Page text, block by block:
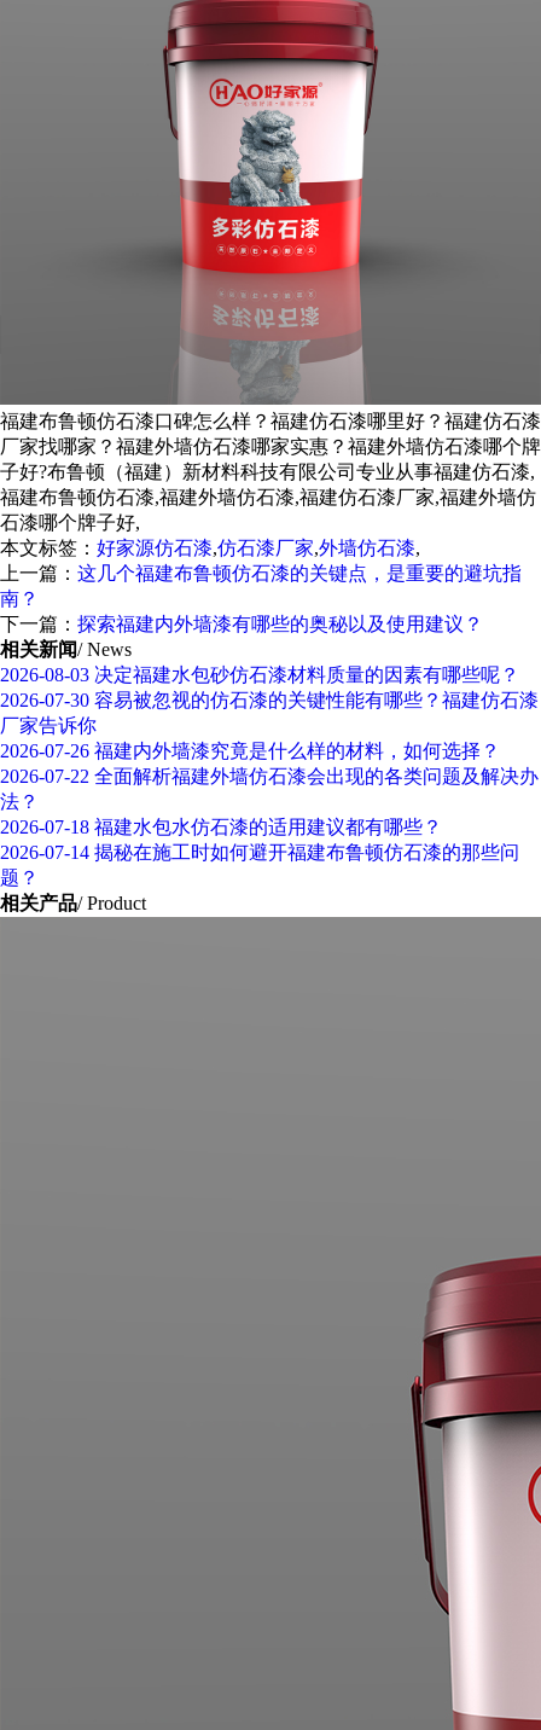
福建布鲁顿仿石漆口碑怎么样？福建仿石漆哪里好？福建仿石漆
厂家找哪家？福建外墙仿石漆哪家实惠？福建外墙仿石漆哪个牌
子好?布鲁顿（福建）新材料科技有限公司专业从事福建仿石漆,
福建布鲁顿仿石漆,福建外墙仿石漆,福建仿石漆厂家,福建外墙仿
石漆哪个牌子好,
本文标签： 好家源仿石漆,仿石漆厂家,外墙仿石漆,
上一篇： 这几个福建布鲁顿仿石漆的关键点，是重要的避坑指
南？
下一篇： 探索福建内外墙漆有哪些的奥秘以及使用建议？
相关新闻/ News
2026-08-03 决定福建水包砂仿石漆材料质量的因素有哪些呢？
2026-07-30 容易被忽视的仿石漆的关键性能有哪些？福建仿石漆
厂家告诉你
2026-07-26 福建内外墙漆究竟是什么样的材料，如何选择？
2026-07-22 全面解析福建外墙仿石漆会出现的各类问题及解决办
法？
2026-07-18 福建水包水仿石漆的适用建议都有哪些？
2026-07-14 揭秘在施工时如何避开福建布鲁顿仿石漆的那些问
题？
相关产品/ Product